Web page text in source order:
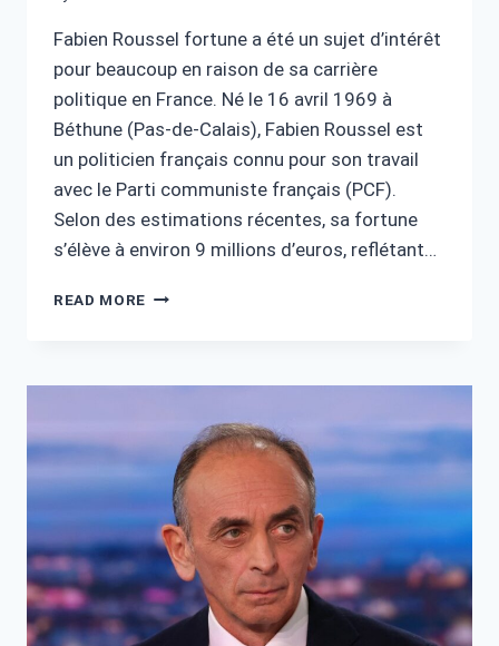
Fabien Roussel fortune a été un sujet d’intérêt
pour beaucoup en raison de sa carrière
politique en France. Né le 16 avril 1969 à
Béthune (Pas-de-Calais), Fabien Roussel est
un politicien français connu pour son travail
avec le Parti communiste français (PCF).
Selon des estimations récentes, sa fortune
s’élève à environ 9 millions d’euros, reflétant…
READ MORE FABIEN